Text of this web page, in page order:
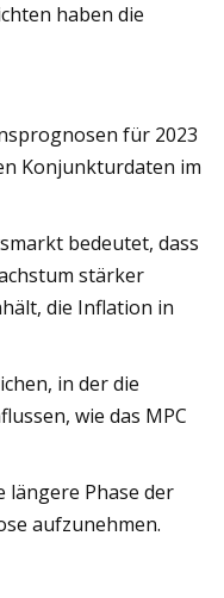
haben die
für 2023
Konjunkturdaten im
bedeutet, dass
stärker
die Inflation in
in der die
wie das MPC
längere Phase der
aufzunehmen.